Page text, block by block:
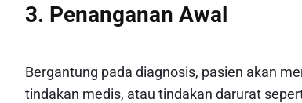
3. Penanganan Awal
Bergantung pada diagnosis, pasien akan
tindakan medis, atau tindakan darurat